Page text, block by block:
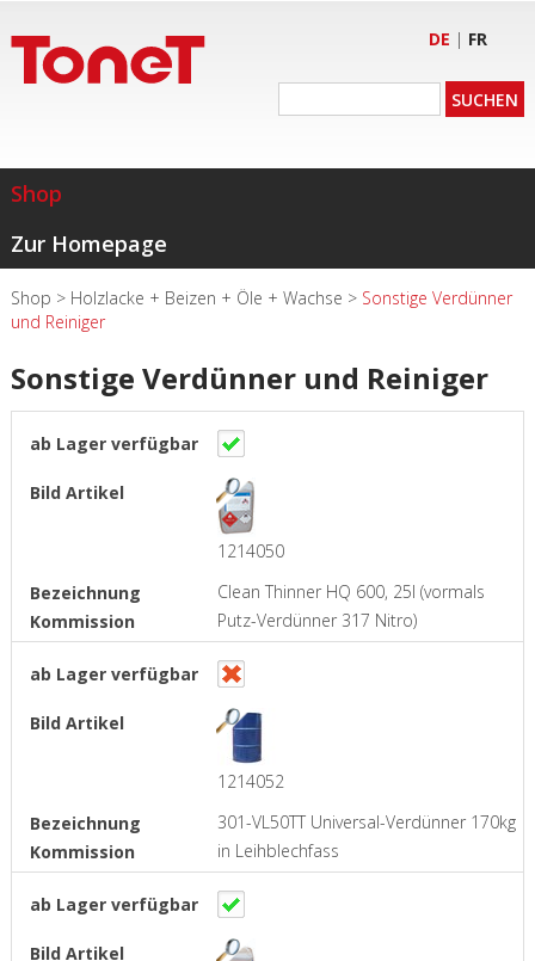
DE | FR
Shop
Zur Homepage
Shop > Holzlacke + Beizen + Öle + Wachse > Sonstige Verdünner
und Reiniger
Sonstige Verdünner und Reiniger
1214050
Clean Thinner HQ 600, 25l (vormals
Putz-Verdünner 317 Nitro)
1214052
301-VL50TT Universal-Verdünner 170kg
in Leihblechfass